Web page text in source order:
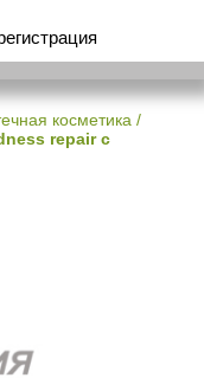
косметика /
repair с